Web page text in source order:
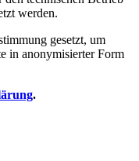
werden.
gesetzt, um
in anonymisierter Form
.